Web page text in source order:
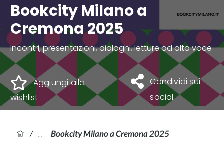
Bookcity Milano a
Cremona 2025
Incontri, presentazioni, dialoghi, letture ad alta voce
Aggiungi alla
wishlist
Condividi sui
social
/ Bookcity Milano a Cremona 2025